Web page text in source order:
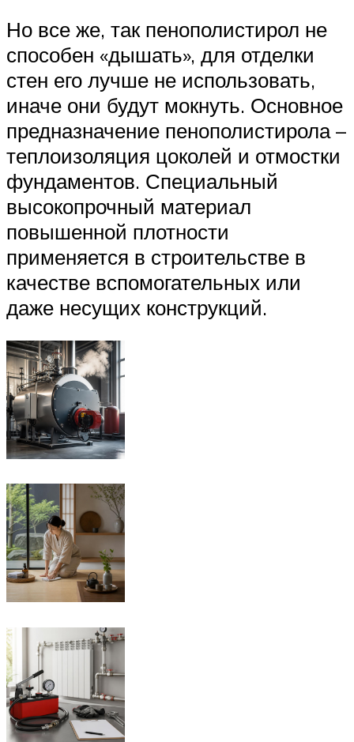
Но все же, так пенополистирол не
способен «дышать», для отделки
стен его лучше не использовать,
иначе они будут мокнуть. Основное
предназначение пенополистирола –
теплоизоляция цоколей и отмостки
фундаментов. Специальный
высокопрочный материал
повышенной плотности
применяется в строительстве в
качестве вспомогательных или
даже несущих конструкций.